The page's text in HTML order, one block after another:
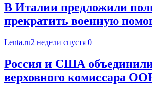
В Италии предложили
прекратить военную
Lenta.ru2 недели спустя 0
Россия и США
верховного комиссара